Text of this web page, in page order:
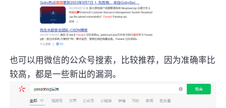
也可以用微信的公众号搜索，比较推荐，因为准确率比
较高，都是一些新出的漏洞。